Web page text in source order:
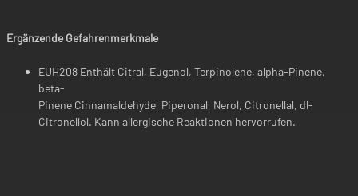
Ergänzende Gefahrenmerkmale
EUH208 Enthält Citral, Eugenol, Terpinolene, alpha-Pinene,
beta-
Pinene Cinnamaldehyde, Piperonal, Nerol, Citronellal, dl-
Citronellol. Kann allergische Reaktionen hervorrufen.